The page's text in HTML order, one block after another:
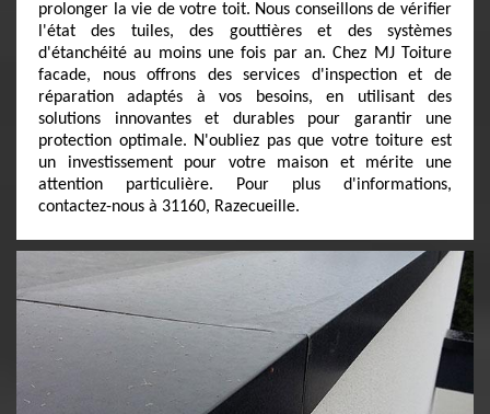
prolonger la vie de votre toit. Nous conseillons de vérifier
l'état des tuiles, des gouttières et des systèmes
d'étanchéité au moins une fois par an. Chez MJ Toiture
facade, nous offrons des services d'inspection et de
réparation adaptés à vos besoins, en utilisant des
solutions innovantes et durables pour garantir une
protection optimale. N'oubliez pas que votre toiture est
un investissement pour votre maison et mérite une
attention particulière. Pour plus d'informations,
contactez-nous à 31160, Razecueille.